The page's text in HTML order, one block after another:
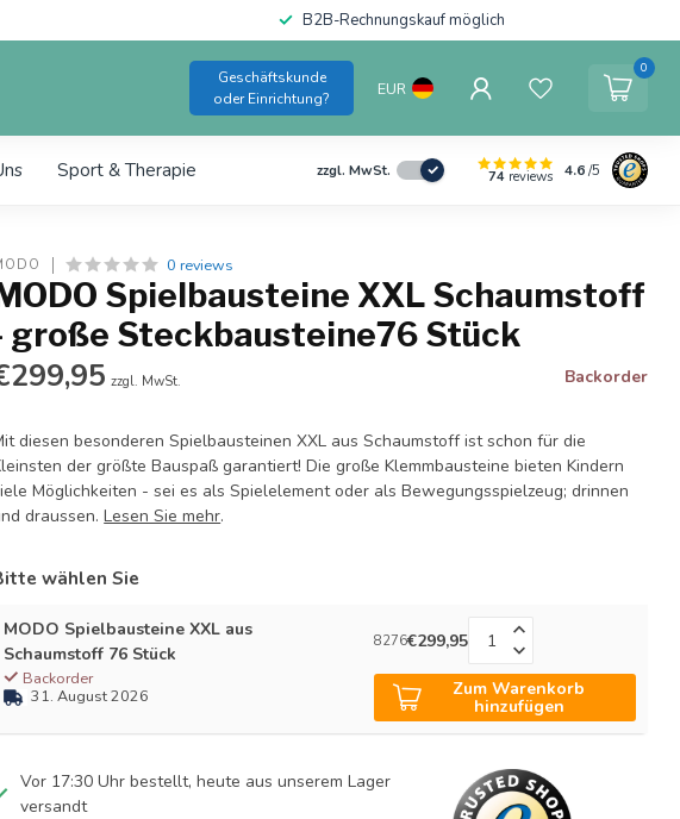
B2B-Rechnungskauf möglich
Geschäftskunde
oder Einrichtung?
EUR
0
Sport & Therapie zzgl. MwSt. 74 reviews 4.6/5
0 reviews
Spielbausteine XXL Schaumstoff
große Steckbausteine76 Stück
zzgl. MwSt. Backorder
diesen besonderen Spielbausteinen XXL aus Schaumstoff ist schon für die
der größte Bauspaß garantiert! Die große Klemmbausteine bieten Kindern
Möglichkeiten - sei es als Spielelement oder als Bewegungsspielzeug; drinnen
draussen.Lesen Sie mehr.
wählen Sie
MODO Spielbausteine XXL aus
Schaumstoff 76 Stück
Backorder
31. August 2026
8276€299,95
Zum Warenkorb
hinzufügen
Vor 17:30 Uhr bestellt, heute aus unserem Lager
versandt